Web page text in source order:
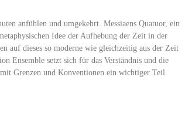
anfühlen und umgekehrt. Messiaens Quatuor, ein
Idee der Aufhebung der Zeit in der
auf dieses so moderne wie gleichzeitig aus der Zeit
Ensemble setzt sich für das Verständnis und die
Grenzen und Konventionen ein wichtiger Teil